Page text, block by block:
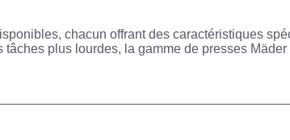
chacun offrant des caractéristiques
plus lourdes, la gamme de presses